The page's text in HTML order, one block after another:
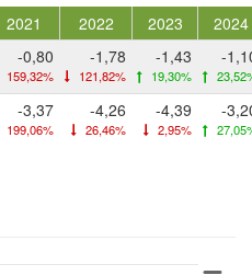
2021 2022 2023
2024
-0,80
159,32%
-1,78
121,82%
-1,43
19,30%
-
-3,37
199,06%
-4,26
26,46%
-4,39
2,95%
-